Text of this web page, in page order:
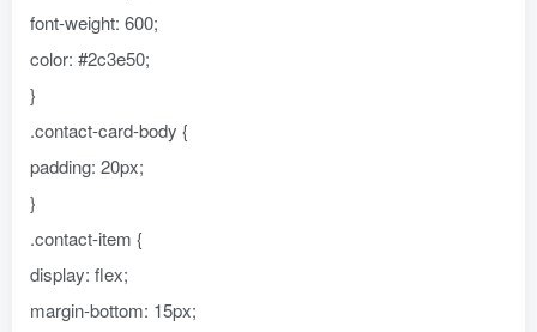
font-weight: 600;
color: #2c3e50;
}
.contact-card-body {
padding: 20px;
}
.contact-item {
display: flex;
margin-bottom: 15px;